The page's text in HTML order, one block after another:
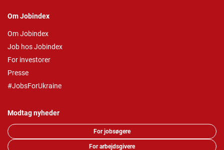
Om Jobindex
Om Jobindex
Job hos Jobindex
For investorer
Presse
#JobsForUkraine
Modtag nyheder
For jobsøgere
For arbejdsgivere